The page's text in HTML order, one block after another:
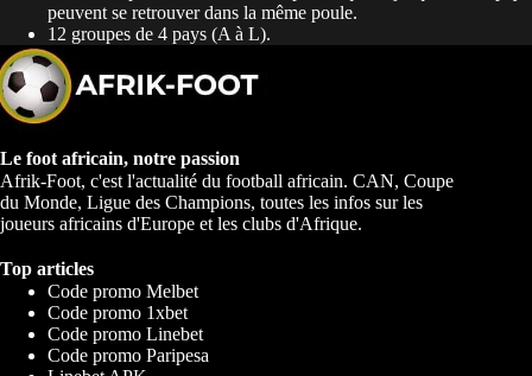
peuvent se retrouver dans la même poule.
12 groupes de 4 pays (A à L).
Le foot africain, notre passion
Afrik-Foot, c'est l'actualité du football africain. CAN, Coupe
du Monde, Ligue des Champions, toutes les infos sur les
joueurs africains d'Europe et les clubs d'Afrique.
Top articles
Code promo Melbet
Code promo 1xbet
Code promo Linebet
Code promo Paripesa